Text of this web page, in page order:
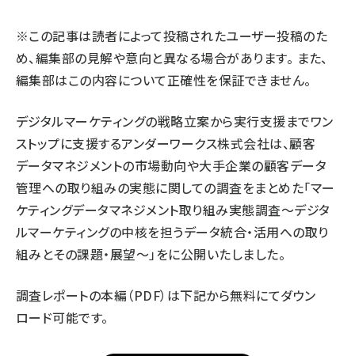
※この記事は読者によって投稿されたユーザー投稿のた
め、編集部の見解や意向と異なる場合があります。 また、
編集部はこの内容について正確性を保証できません。
デジタルマーケティングの戦略立案から実行支援までワン
ストップに支援するアンダーワークス株式会社は、顧客
データマネジメントの市場動向や大手企業の顧客データ
管理への取り組みの実態に関しての調査をまとめた「マー
ケティングデータマネジメント取り組み実態調査〜デジタ
ルマーケティングの中核を担うデータ統合・活用への取り
組みとその課題・展望〜」をに公開いたしました。
調査レポートの本編（PDF）は下記から無料にてダウン
ロード可能です。